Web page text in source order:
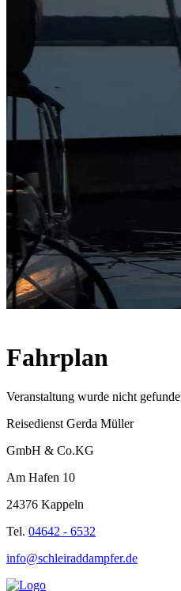
Fahrplan
Veranstaltung wurde nicht
Reisedienst Gerda Müller
GmbH & Co.KG
Am Hafen 10
24376 Kappeln
Tel. 04642 - 6532
info@schleiraddampfer.de